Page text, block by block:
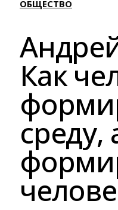
ОБЩЕСТВО
Как
среду,